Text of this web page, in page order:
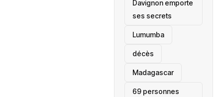
Davignon emporte
ses secrets
Lumumba
décès
‎Madagascar
69 personnes